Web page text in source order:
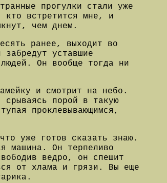
прогулки стали уже
кто встретится мне, и
чем днем.
ранее, выходит во
уставшие
Он вообще тогда ни
и смотрит на небо.
срываясь порой в такую
проклевывающимся,
уже готов сказать знаю.
машина. Он терпеливо
ведро, он спешит
от хлама и грязи. Вы еще